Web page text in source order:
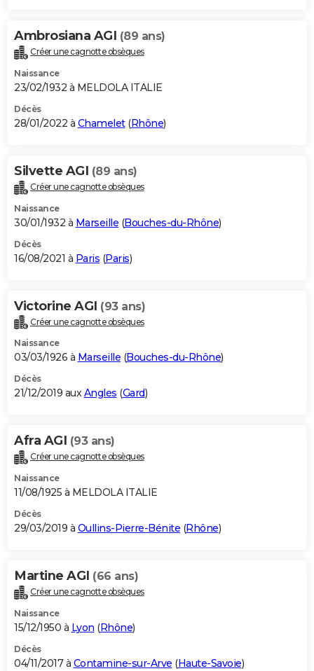
Bricolage
Lifestyle
Culture
Sport
Auto
Television
Voyage
Cinema
Ambrosiana AGI (89 ans)
Créer une cagnotte obsèques
Naissance
23/02/1932 à MELDOLA ITALIE
Décès
28/01/2022 à Chamelet(Rhône)
Silvette AGI (89 ans)
Créer une cagnotte obsèques
Naissance
30/01/1932 à Marseille (Bouches-du-Rhône)
Décès
16/08/2021 à Paris (Paris)
Victorine AGI (93 ans)
Créer une cagnotte obsèques
Naissance
03/03/1926 à Marseille (Bouches-du-Rhône)
Décès
21/12/2019 auxAngles (Gard)
Afra AGI (93 ans)
Créer une cagnotte obsèques
Naissance
11/08/1925 à MELDOLA ITALIE
Décès
29/03/2019 à Oullins-Pierre-Bénite (Rhône)
Martine AGI (66 ans)
Créer une cagnotte obsèques
Naissance
15/12/1950 à Lyon (Rhône)
Décès
04/11/2017 à Contamine-sur-Arve (Haute-Savoie)